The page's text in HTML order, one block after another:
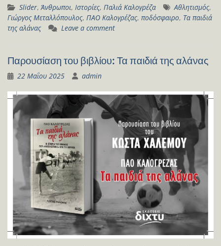
Slider, Άνθρωποι, Ιστορίες, Παλιά Καλογρέζα Αθλητισμός,
Γιώργος Μεταλλόπουλος, ΠΑΟ Καλογρέζας, ποδόσφαιρο, Τα παιδιά
της αλάνας
Leave a comment
Παρουσίαση του βιβλίου: Τα παιδιά της αλάνας
22 Μαΐου 2025 admin